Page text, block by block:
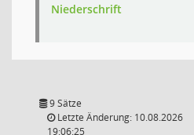
Niederschrift
9 Sätze
Letzte Änderung: 10.08.2026
19:06:25